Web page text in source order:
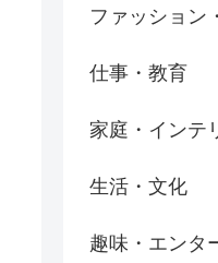
ファッション
仕事・教育
家庭・インテ
生活・文化
趣味・エンタ